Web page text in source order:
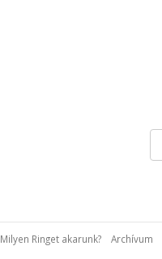
Milyen Ringet akarunk? Archívum